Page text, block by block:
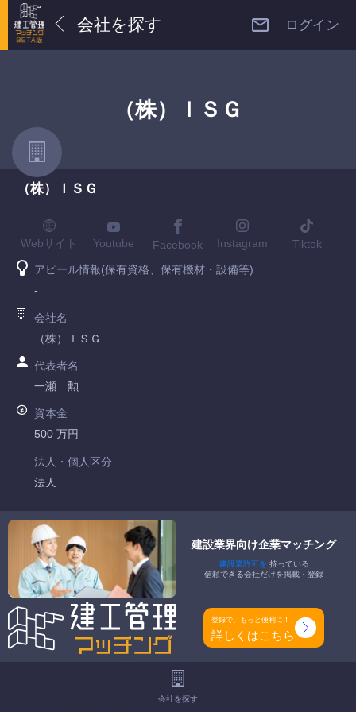
会社を探す ログイン
（株）ＩＳＧ
（株）ＩＳＧ
Webサイト Youtube Facebook Instagram Tiktok
アピール情報(保有資格、保有機材・設備等)
-
会社名
（株）ＩＳＧ
代表者名
一瀬 勲
資本金
500 万円
法人・個人区分
法人
許可番号
北海道知事許可 第725679号
特定建設業
-
一般建設業
土木一式工事業 とび・土木工事業 石工事業 鋼構造物工事業
舗装工事業 しゆんせつ工事業 水道施設工事業
建設業界向け企業マッチング
建設業許可を 持っている
信頼できる会社だけを掲載・登録
登録で、もっと便利に！
詳しくはこちら
会社を探す